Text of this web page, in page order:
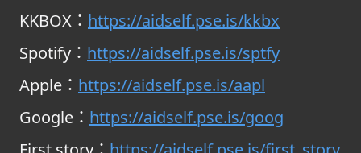
KKBOX： https://aidself.pse.is/kkbx
Spotify： https://aidself.pse.is/sptfy
Apple： https://aidself.pse.is/aapl
Google： https://aidself.pse.is/goog